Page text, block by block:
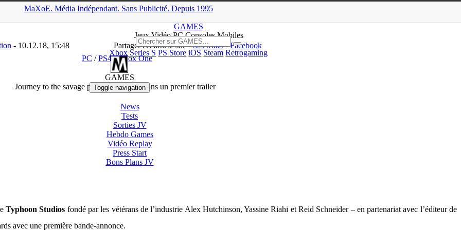
MaXoE. Média Indépendant. Sans Publicité. Depuis 1995
GAMES
JeuxVidéoPC Consoles Mobiles
Xbox Series S PS Store iOS Steam Retrogaming
GAMES
Toggle navigation
News
Tests
SortiesJV
Hebdo Games
Vidéo Replay
Press Start
Bons PlansJV
▲
- 10.12.18, 15:48 Partager cet article sur X/Twitter
Facebook
PC /PS4/Xbox One
Journey to the savage planet se dévoile dans un premier trailer
Typhoon Studios fondé par les vétérans de l’industrie Alex Hutchinson, Yassine Riahi et Reid Schneider – en partenariat avec l’éditeur de
avec une première bande-annonce.